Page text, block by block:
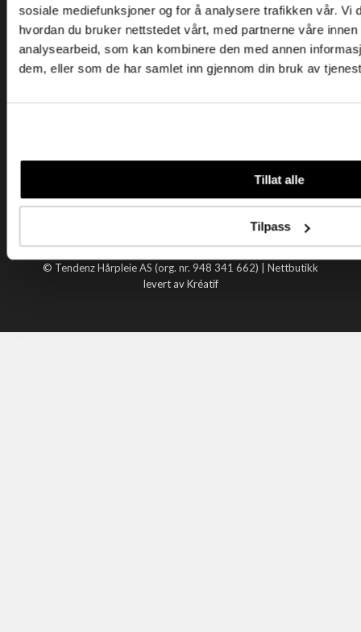
sosiale mediefunksjoner og for å analysere trafikken vår. Vi
hvordan du bruker nettstedet vårt, med partnerne våre
analysearbeid, som kan kombinere den med annen
dem, eller som de har samlet inn gjennom din bruk av
Tillat alle
Tilpass
Telefon: +47 22 92 50 00
E-post: kundeservice@tendenz.net
Nyttige lenker
Datablad
Om oss
Handle hos oss
© Tendenz Hårpleie AS (org. nr. 948 341 662) | Nettbutikk
levert av Kréatif